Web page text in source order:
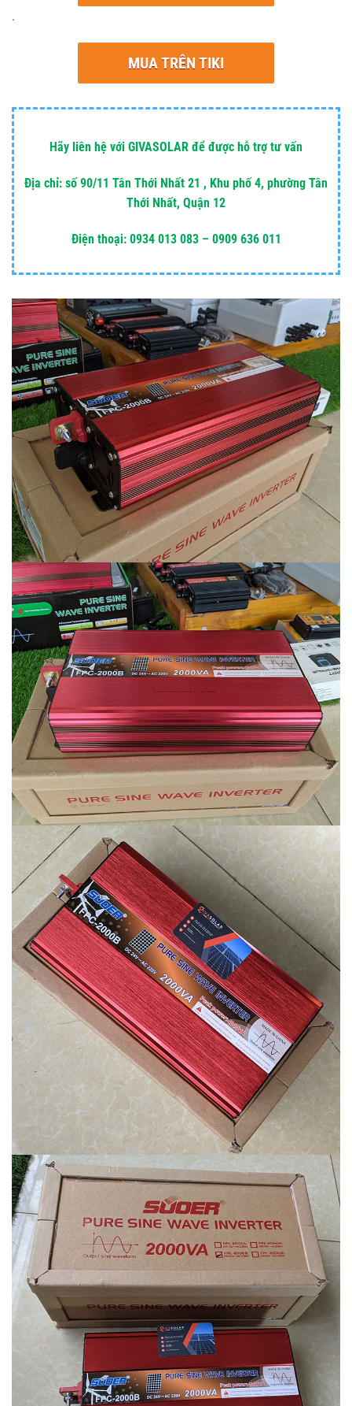
.
MUA TRÊN TIKI
Hãy liên hệ với GIVASOLAR để được hỗ trợ tư vấn
Địa chỉ: số 90/11 Tân Thới Nhất 21 , Khu phố 4, phường Tân
Thới Nhất, Quận 12
Điện thoại: 0934 013 083 – 0909 636 011